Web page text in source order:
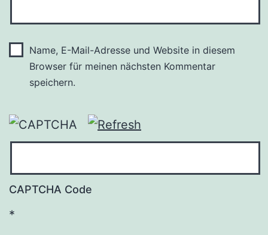
Name, E-Mail-Adresse und Website in diesem
Browser für meinen nächsten Kommentar
speichern.
CAPTCHA Code
*